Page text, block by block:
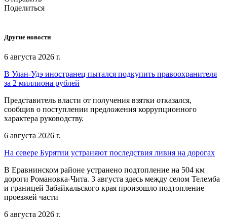
Поделиться
Другие новости
6 августа 2026 г.
В Улан-Удэ иностранец пытался подкупить правоохранителя
за 2 миллиона рублей
Представитель власти от получения взятки отказался,
сообщив о поступлении предложения коррупционного
характера руководству.
6 августа 2026 г.
На севере Бурятии устраняют последствия ливня на дорогах
В Еравнинском районе устранено подтопление на 504 км
дороги Романовка-Чита. 3 августа здесь между селом Телемба
и границей Забайкальского края произошло подтопление
проезжей части
6 августа 2026 г.